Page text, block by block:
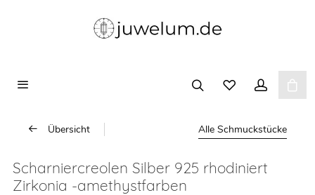
Übersicht Alle Schmuckstücke
Scharniercreolen Silber 925 rhodiniert
Zirkonia -amethystfarben